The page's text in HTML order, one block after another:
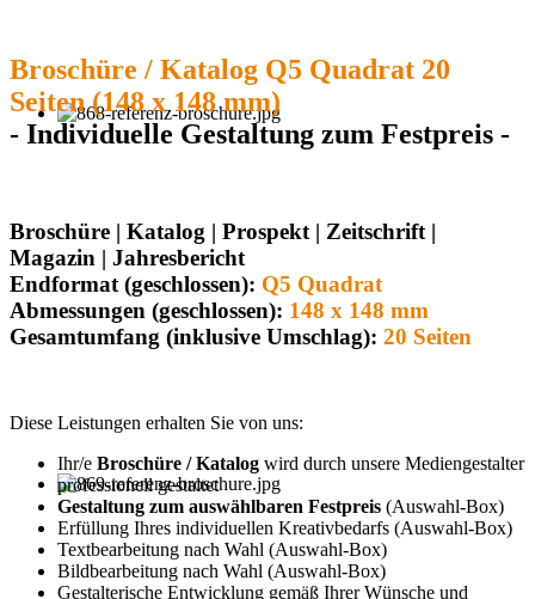
Broschüre / Katalog Q5 Quadrat 20
Seiten (148 x 148 mm)
- Individuelle Gestaltung zum Festpreis -
Broschüre | Katalog | Prospekt | Zeitschrift |
Magazin | Jahresbericht
Endformat (geschlossen): Q5 Quadrat
Abmessungen (geschlossen): 148 x 148 mm
Gesamtumfang (inklusive Umschlag): 20 Seiten
Diese Leistungen erhalten Sie von uns:
Ihr/e Broschüre / Katalog wird durch unsere Mediengestalter
professionell gestaltet
Gestaltung zum auswählbaren Festpreis (Auswahl-Box)
Erfüllung Ihres individuellen Kreativbedarfs (Auswahl-Box)
Textbearbeitung nach Wahl (Auswahl-Box)
Bildbearbeitung nach Wahl (Auswahl-Box)
Gestalterische Entwicklung gemäß Ihrer Wünsche und